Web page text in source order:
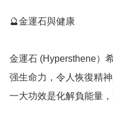
🔮金運石與健康
金運石 (Hypersthene）
强生命力，令人恢復精
一大功效是化解負能量